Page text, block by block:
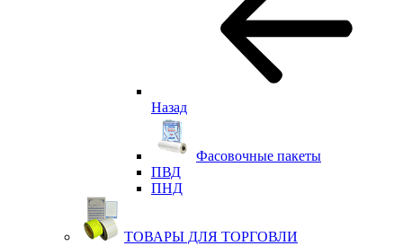
Назад
Фасовочные пакеты
ПВД
ПНД
ТОВАРЫ ДЛЯ ТОРГОВЛИ